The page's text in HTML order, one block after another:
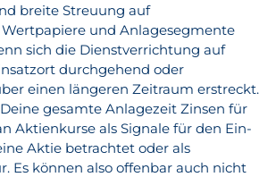
breite Streuung auf
und Anlagesegmente
sich die Dienstverrichtung auf
durchgehend oder
einen längeren Zeitraum erstreckt.
gesamte Anlagezeit Zinsen für
Aktienkurse als Signale für den Ein-
Aktie betrachtet oder als
Es können also offenbar auch nicht